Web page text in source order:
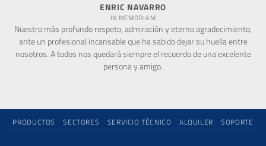
ENRIC NAVARRO
IN MEMORIAM
Nuestro más profundo respeto, admiración y eterno agradecimiento,
ante un profesional incansable que ha sabido dejar su huella entre
nosotros. A todos nos quedará siempre el recuerdo de una excelente
persona y amigo.
PRODUCTOS SECTORES SERVICIO TÉCNICO ALQUILER SOPORTE